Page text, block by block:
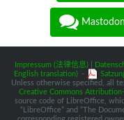
Impressum (法律信息)|
English translation) -
Unless otherwise specified, all
Creative Commons
source code of LibreOffice,
“LibreOffice” and “The